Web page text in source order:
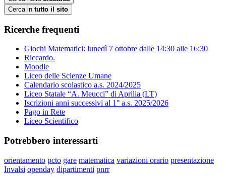
Cerca in tutto il sito
Ricerche frequenti
Giochi Matematici: lunedì 7 ottobre dalle 14:30 alle 16:30
Riccardo.
Moodle
Liceo delle Scienze Umane
Calendario scolastico a.s. 2024/2025
Liceo Statale “A. Meucci” di Aprilia (LT)
Iscrizioni anni successivi al 1° a.s. 2025/2026
Pago in Rete
Liceo Scientifico
Potrebbero interessarti
orientamento pcto gare matematica variazioni orario presentazione
Invalsi openday dipartimenti pnrr